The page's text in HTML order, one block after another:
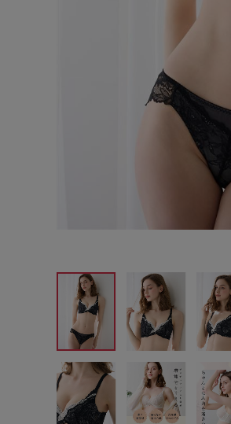
D65 D70
E65 E70
F65
G65 G70